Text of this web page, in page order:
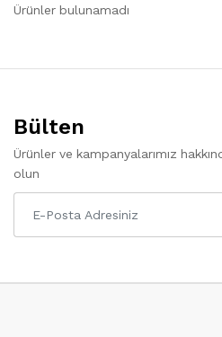
Ürünler bulunamadı
Bülten
Ürünler ve kampanyalarımız
olun